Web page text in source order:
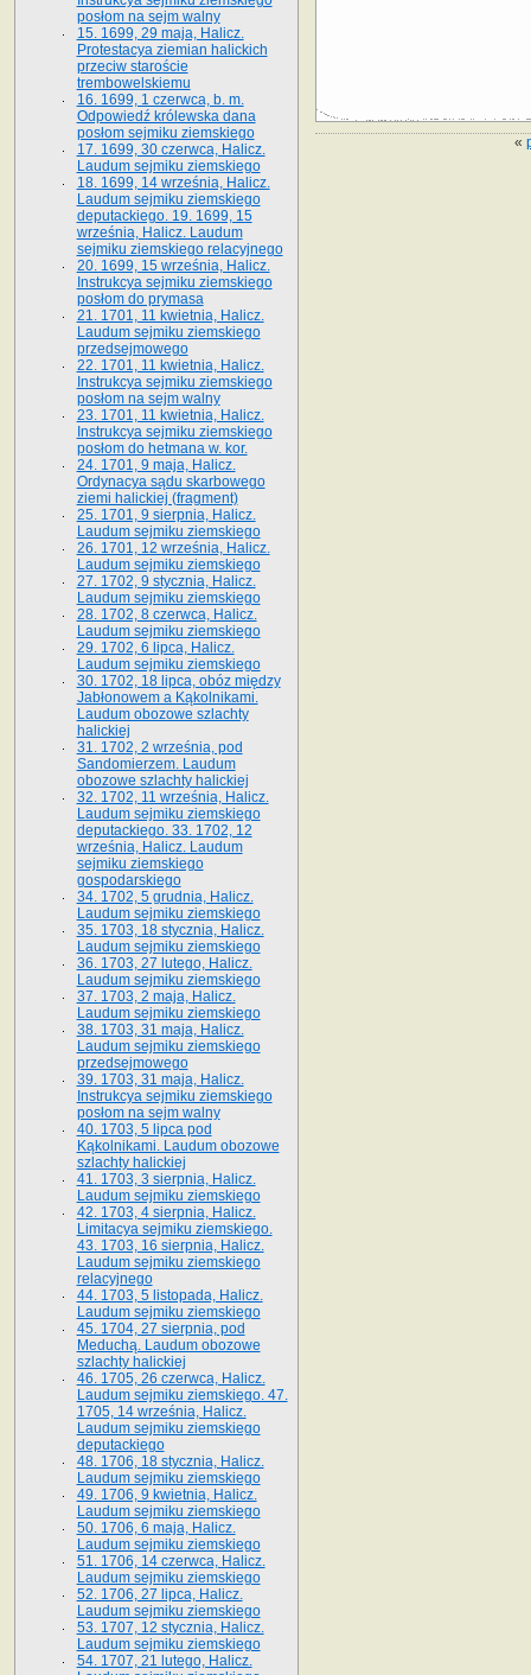
«
posłom na sejm walny
15. 1699, 29 maja, Halicz.
Protestacya ziemian halickich
przeciw staroście
trembowelskiemu
16. 1699, 1 czerwca, b. m.
Odpowiedź królewska dana
posłom sejmiku ziemskiego
17. 1699, 30 czerwca, Halicz.
Laudum sejmiku ziemskiego
18. 1699, 14 września, Halicz.
Laudum sejmiku ziemskiego
deputackiego. 19. 1699, 15
września, Halicz. Laudum
sejmiku ziemskiego relacyjnego
20. 1699, 15 września, Halicz.
Instrukcya sejmiku ziemskiego
posłom do prymasa
21. 1701, 11 kwietnia, Halicz.
Laudum sejmiku ziemskiego
przedsejmowego
22. 1701, 11 kwietnia, Halicz.
Instrukcya sejmiku ziemskiego
posłom na sejm walny
23. 1701, 11 kwietnia, Halicz.
Instrukcya sejmiku ziemskiego
posłom do hetmana w. kor.
24. 1701, 9 maja, Halicz.
Ordynacya sądu skarbowego
ziemi halickiej (fragment)
25. 1701, 9 sierpnia, Halicz.
Laudum sejmiku ziemskiego
26. 1701, 12 września, Halicz.
Laudum sejmiku ziemskiego
27. 1702, 9 stycznia, Halicz.
Laudum sejmiku ziemskiego
28. 1702, 8 czerwca, Halicz.
Laudum sejmiku ziemskiego
29. 1702, 6 lipca, Halicz.
Laudum sejmiku ziemskiego
30. 1702, 18 lipca, obóz między
Jabłonowem a Kąkolnikami.
Laudum obozowe szlachty
halickiej
31. 1702, 2 września, pod
Sandomierzem. Laudum
obozowe szlachty halickiej
32. 1702, 11 września, Halicz.
Laudum sejmiku ziemskiego
deputackiego. 33. 1702, 12
września, Halicz. Laudum
sejmiku ziemskiego
gospodarskiego
34. 1702, 5 grudnia, Halicz.
Laudum sejmiku ziemskiego
35. 1703, 18 stycznia, Halicz.
Laudum sejmiku ziemskiego
36. 1703, 27 lutego, Halicz.
Laudum sejmiku ziemskiego
37. 1703, 2 maja, Halicz.
Laudum sejmiku ziemskiego
38. 1703, 31 maja, Halicz.
Laudum sejmiku ziemskiego
przedsejmowego
39. 1703, 31 maja, Halicz.
Instrukcya sejmiku ziemskiego
posłom na sejm walny
40. 1703, 5 lipca pod
Kąkolnikami. Laudum obozowe
szlachty halickiej
41­. 1703, 3 sierpnia, Halicz.
Laudum sejmiku ziemskiego
42. 1703, 4 sierpnia, Halicz.
Limitacya sejmiku ziemskiego.
43. 1703, 16 sierpnia, Halicz.
Laudum sejmiku ziemskiego
relacyjnego
44. 1703, 5 listopada, Halicz.
Laudum sejmiku ziemskiego
45. 1704, 27 sierpnia, pod
Meduchą. Laudum obozowe
szlachty halickiej
46. 1705, 26 czerwca, Halicz.
Laudum sejmiku ziemskiego. 47.
1705, 14 września, Halicz.
Laudum sejmiku ziemskiego
deputackiego
48. 1706, 18 stycznia, Halicz.
Laudum sejmiku ziemskiego
49. 1706, 9 kwietnia, Halicz.
Laudum sejmiku ziemskiego
50. 1706, 6 maja, Halicz.
Laudum sejmiku ziemskiego
51. 1706, 14 czerwca, Halicz.
Laudum sejmiku ziemskiego
52. 1706, 27 lipca, Halicz.
Laudum sejmiku ziemskiego
53. 1707, 12 stycznia, Halicz.
Laudum sejmiku ziemskiego
54. 1707, 21 lutego, Halicz.